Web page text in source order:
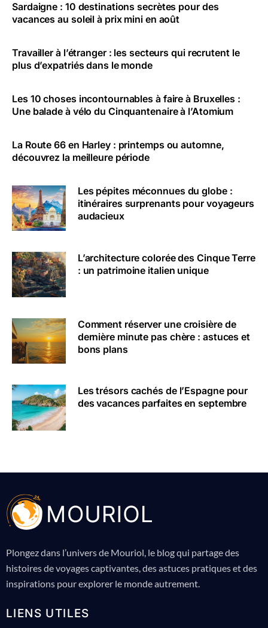
Sardaigne : 10 destinations secrètes pour des
vacances au soleil à prix mini en août
Travailler à l’étranger : les secteurs qui recrutent le
plus d’expatriés dans le monde
Les 10 choses incontournables à faire à Bruxelles :
Une balade à vélo du Cinquantenaire à l’Atomium
La Route 66 en Harley : printemps ou automne,
découvrez la meilleure période
Les pépites méconnues du globe :
itinéraires surprenants pour voyageurs
audacieux
L’architecture colorée des Cinque Terre
: un patrimoine italien unique
Comment réserver une croisière de
dernière minute pas chère : astuces et
bons plans
Les trésors cachés de l’Espagne pour
des vacances parfaites en septembre
Plongez dans l’univers de Mouriol, le blog qui partage des
histoires de voyages captivantes, des astuces pratiques et des
inspirations pour explorer le monde autrement.
LIENS UTILES